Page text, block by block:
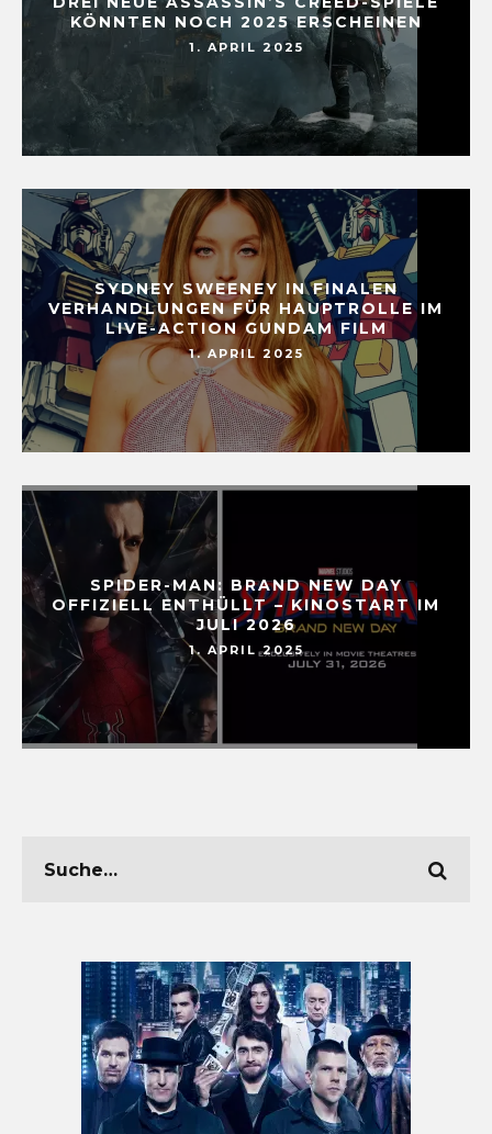
KÖNNTEN NOCH 2025 ERSCHEINEN
1. APRIL 2025
SYDNEY SWEENEY IN FINALEN
VERHANDLUNGEN FÜR HAUPTROLLE IM
LIVE-ACTION GUNDAM FILM
1. APRIL 2025
SPIDER-MAN: BRAND NEW DAY
OFFIZIELL ENTHÜLLT – KINOSTART IM
JULI 2026
1. APRIL 2025